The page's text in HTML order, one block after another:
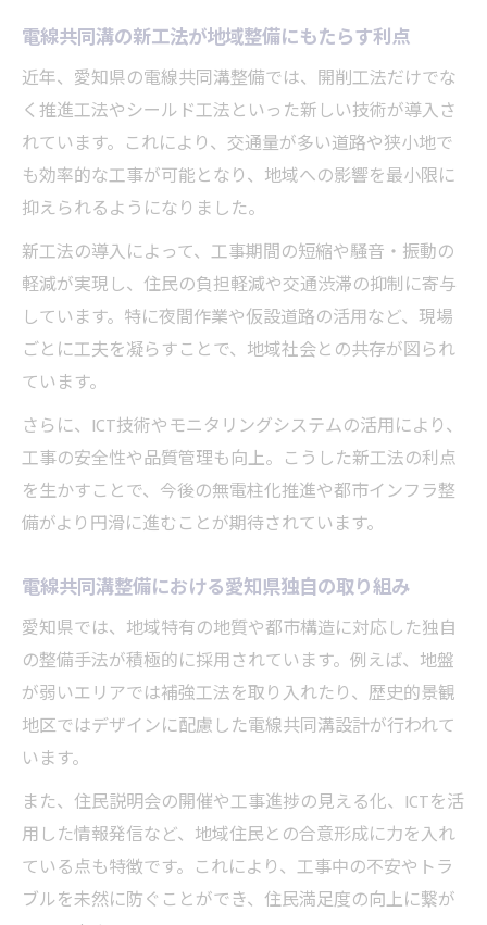
工法選びで悩むなら電線共同溝の違いを知ろう
電線共同溝工法の違いと選び方のポイント
愛知県で主流となる電線共同溝工法の比較
電線共同溝工法選定時に見逃せないチェッ
ク項目
整理
実例から学ぶ電線共同溝工法選びの決め手
手続きを円滑に進めるための電線共同溝知識
い要点
電線共同溝の手続きに役立つ愛知県のマニ
ュアル
電線共同溝工法と関連する申請手続きの流
電線共同溝工事のスムーズな実施に向けた
知識
電線共同溝の手続きを失敗しないための注
意点
電線共同溝の新工法が地域整備にもたらす利点
近年、愛知県の電線共同溝整備では、開削工法だけでな
く推進工法やシールド工法といった新しい技術が導入さ
れています。これにより、交通量が多い道路や狭小地で
も効率的な工事が可能となり、地域への影響を最小限に
抑えられるようになりました。
新工法の導入によって、工事期間の短縮や騒音・振動の
軽減が実現し、住民の負担軽減や交通渋滞の抑制に寄与
しています。特に夜間作業や仮設道路の活用など、現場
ごとに工夫を凝らすことで、地域社会との共存が図られ
ています。
さらに、ICT技術やモニタリングシステムの活用により、
工事の安全性や品質管理も向上。こうした新工法の利点
を生かすことで、今後の無電柱化推進や都市インフラ整
備がより円滑に進むことが期待されています。
電線共同溝整備における愛知県独自の取り組み
愛知県では、地域特有の地質や都市構造に対応した独自
の整備手法が積極的に採用されています。例えば、地盤
が弱いエリアでは補強工法を取り入れたり、歴史的景観
地区ではデザインに配慮した電線共同溝設計が行われて
います。
また、住民説明会の開催や工事進捗の見える化、ICTを活
用した情報発信など、地域住民との合意形成に力を入れ
ている点も特徴です。これにより、工事中の不安やトラ
ブルを未然に防ぐことができ、住民満足度の向上に繋が